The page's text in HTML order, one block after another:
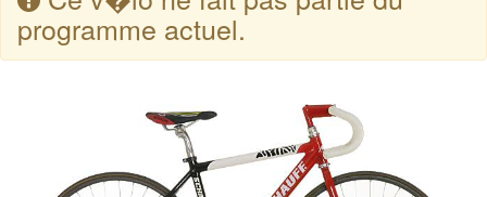
programme actuel.